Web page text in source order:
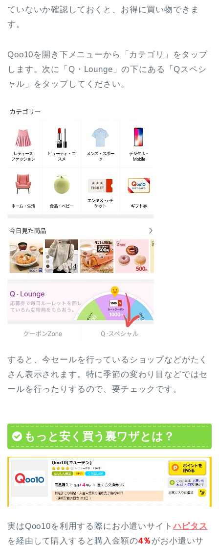
ていないか確認しておくと、お得に買い物できま
す。
Qoo10を開き下メニューから「カテゴリ」をタップ
します。次に「Q・Lounge」の下にある「Qスペシ
ャル」をタップしてください。
すると、今セールを行っているショップなどがたく
さん表示されます。特に季節の変わり目などではセ
ールを行ったりするので、要チェックです。
もっと安く買う裏ワザとは？
実はQoo10を利用する際にお小遣いサイトハピタス
を経由して購入すると購入金額の4％ がお小遣いサ